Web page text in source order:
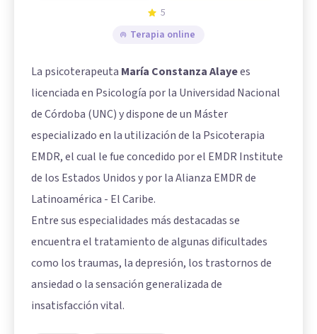
5
Terapia online
La psicoterapeuta María Constanza Alayees
licenciada en Psicología por la Universidad Nacional
de Córdoba (UNC) y dispone de un Máster
especializado en la utilización de la Psicoterapia
EMDR, el cual le fue concedido por el EMDR Institute
de los Estados Unidos y por la Alianza EMDR de
Latinoamérica - El Caribe.
Entre sus especialidades más destacadas se
encuentra el tratamiento de algunas dificultades
como los traumas, la depresión, los trastornos de
ansiedad o la sensación generalizada de
insatisfacción vital.